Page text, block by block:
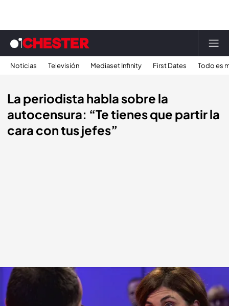
Noticias Televisión Mediaset Infinity First Dates Todo es
La periodista habla sobre la
autocensura: “Te tienes que partir la
cara con tus jefes”
cuatro.com